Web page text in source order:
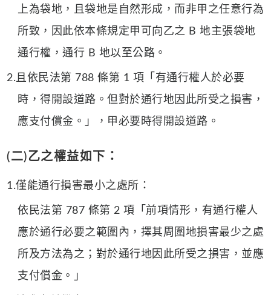
上為袋地，且袋地是自然形成，而非甲之任意行為
所致，因此依本條規定甲可向乙之 B 地主張袋地
通行權，通行 B 地以至公路。
2.且依民法第 788 條第 1 項「有通行權人於必要
時，得開設道路。但對於通行地因此所受之損害，
應支付償金。」，甲必要時得開設道路。
(二)乙之權益如下：
1.僅能通行損害最小之處所：
依民法第 787 條第 2 項「前項情形，有通行權人
應於通行必要之範圍內，擇其周圍地損害最少之處
所及方法為之；對於通行地因此所受之損害，並應
支付償金。」